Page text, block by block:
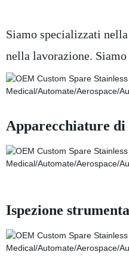
Siamo specializzati
nella lavorazione.
Apparecchiature di
Ispezione